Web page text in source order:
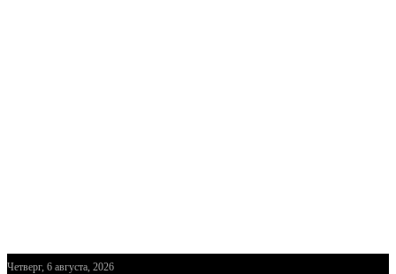
Четверг, 6 августа, 2026